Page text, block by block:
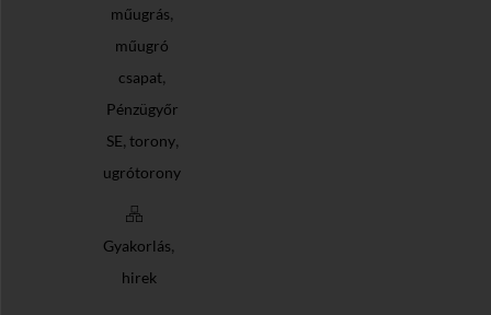
műugrás,
műugró
csapat,
Pénzügyőr
SE, torony,
ugrótorony
Gyakorlás,
hirek